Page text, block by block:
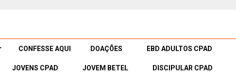
CONFESSE AQUI DOAÇÕES EBD ADULTOS CPAD
JOVENS CPAD JOVEM BETEL DISCIPULAR CPAD